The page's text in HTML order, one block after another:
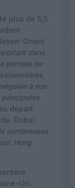
plus de 5,5
Orient
dans
période de
à nos
principales
départ
de Dubaï
nombreuses
Hong
Uni.